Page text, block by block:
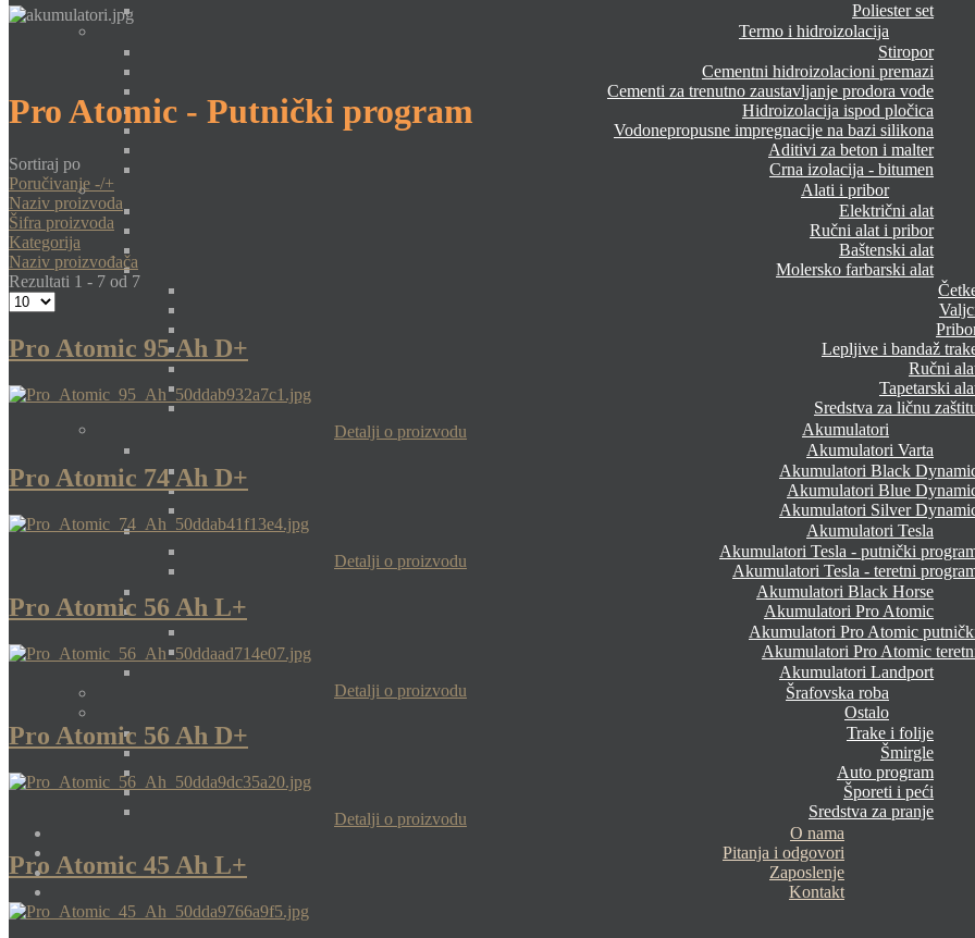
Poliester set
Termo i hidroizolacija
Stiropor
Cementni hidroizolacioni premazi
Cementi za trenutno zaustavljanje prodora vode
Hidroizolacija ispod pločica
Vodonepropusne impregnacije na bazi silikona
Aditivi za beton i malter
Crna izolacija - bitumen
Alati i pribor
Električni alat
Ručni alat i pribor
Baštenski alat
Molersko farbarski alat
Lepljive i bandaž
Ručni
Tapetarski
Sredstva za ličnu
Akumulatori
Akumulatori Varta
Akumulatori Black
Akumulatori Blue
Akumulatori Silver
Akumulatori Tesla
Akumulatori Tesla - putnički
Akumulatori Tesla - teretni
Akumulatori Black Horse
Akumulatori Pro Atomic
Akumulatori Pro Atomic
Akumulatori Pro Atomic
Akumulatori Landport
Šrafovska roba
Ostalo
Trake i folije
Šmirgle
Auto program
Šporeti i peći
Sredstva za pranje
O nama
Pitanja i odgovori
Zaposlenje
Kontakt
Pro Atomic - Putnički program
Sortiraj po
Poručivanje -/+
Naziv proizvoda
Šifra proizvoda
Kategorija
Naziv proizvođača
Rezultati 1 - 7 od 7
Pro Atomic 95 Ah D+
Detalji o proizvodu
Pro Atomic 74 Ah D+
Detalji o proizvodu
Pro Atomic 56 Ah L+
Detalji o proizvodu
Pro Atomic 56 Ah D+
Detalji o proizvodu
Pro Atomic 45 Ah L+